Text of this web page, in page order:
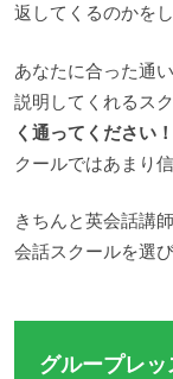
返してくるのかを
あなたに合った通
説明してくれるス
く通ってください！
クールではあまり
きちんと英会話講
会話スクールを選び
グループレッ